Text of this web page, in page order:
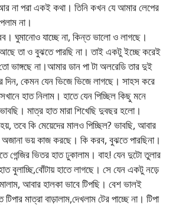
আর না পরা একই কথা। তিনি কখন যে আমার লেপের
না।
ঘুমানোও যাচ্ছে না, কিন্ত ভালো ও লাগছে।
তা ও বুঝতে পারছি না। তাই একটু ইচ্ছে করেই
ভাঙ্গছে না।আমার ডান পা টা অলরেডি তার দুই
দিন, কেমন যেন ভিজে ভিজে লাগছে। সাহস করে
হাত নিলাম। হাতে যেন পিচ্ছিল কিছু মনে
মাত্র হাত মারা শিখেছি দুবছর হলো।
তবে কি মেয়েদের মালও পিচ্ছিল? ভাবছি, আবার
ভয় কাজ করছে। কি করব, বুঝতে পারছিনা।
গেন্জির ভিতর হাত ঢুকালাম। বাহ! যেন দুটো তুলার
বুলাচ্ছি,বোঁটায় হাতে লাগছে। সে যেন একটু নড়ে
আবার হালকা ভাবে টিপছি। বেশ ভালই
মাত্রা বাড়ালাম,দেখলাম টের পাচ্ছে না। টিপা